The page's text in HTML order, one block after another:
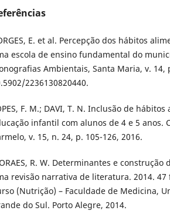
E. et al. Percepção dos hábitos
escola de ensino fundamental do
Ambientais, Santa Maria, v. 14,
2236130820440.
F. M.; DAVI, T. N. Inclusão de
infantil com alunos de 4 e 5 anos.
v. 15, n. 24, p. 105-126, 2016.
R. W. Determinantes e
revisão narrativa de literatura. 2014. 47
(Nutrição) – Faculdade de Medicina,
do Sul. Porto Alegre, 2014.